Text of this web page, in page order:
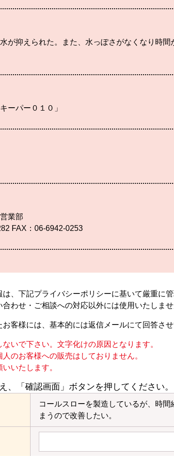
が抑えられた。また、水っぽさがなくなり時
ーパー０１０」
業部
FAX：06-6942-0253
、下記プライバシーポリシーに基いて厳重に管
わせ・ご相談への対応以外には使用いたしませ
客様には、基本的には返信メールにて回答させ
いで下さい。文字化けの原因となります。
のお客様への販売はしておりません。
いたします。
「確認画面」ボタンを押してください。
コールスローを製造しているが、時
まうので改善したい。